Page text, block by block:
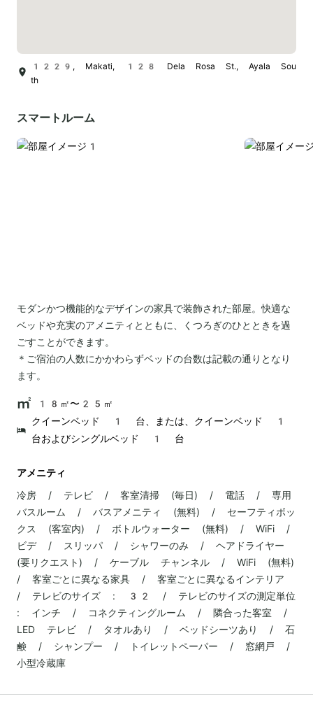
1229, Makati, 128 Dela Rosa St., Ayala Sou
th
スマートルーム
モダンかつ機能的なデザインの家具で装飾された部屋。快適な
ベッドや充実のアメニティとともに、くつろぎのひとときを過
ごすことができます。
＊ご宿泊の人数にかかわらずベッドの台数は記載の通りとなり
ます。
18㎡〜25㎡
クイーンベッド 1 台、または、クイーンベッド 1
台およびシングルベッド 1 台
アメニティ
冷房 / テレビ / 客室清掃 (毎日) / 電話 / 専用
バスルーム / バスアメニティ (無料) / セーフティボッ
クス (客室内) / ボトルウォーター (無料) / WiFi /
ビデ / スリッパ / シャワーのみ / ヘアドライヤー
(要リクエスト) / ケーブル チャンネル / WiFi (無料)
/ 客室ごとに異なる家具 / 客室ごとに異なるインテリア
/ テレビのサイズ : 32 / テレビのサイズの測定単位
: インチ / コネクティングルーム / 隣合った客室 /
LED テレビ / タオルあり / ベッドシーツあり / 石
鹸 / シャンプー / トイレットペーパー / 窓網戸 /
小型冷蔵庫